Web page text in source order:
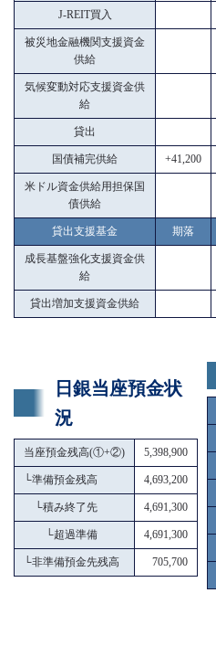
J-REIT買入
被災地金融機関支援資金
供給
気候変動対応支援資金供
給
貸出
国債補完供給 +41,200
米ドル資金供給用担保国
債供給
貸出支援基金 期落
成長基盤強化支援資金供
給
貸出増加支援資金供給
日銀当座預金状
況
当座預金残高(①+②) 5,398,900
└準備預金残高 4,693,200
└積み終了先 4,691,300
└超過準備 4,691,300
└非準備預金先残高 705,700